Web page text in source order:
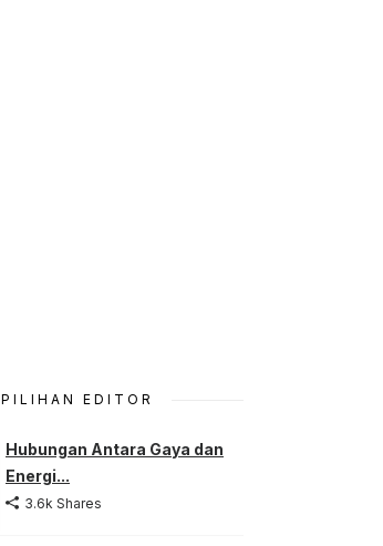
PILIHAN EDITOR
Hubungan Antara Gaya dan
Energi...
3.6k Shares